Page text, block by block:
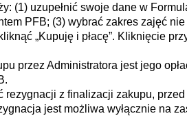
(1) uzupełnić swoje dane w
PFB; (3) wybrać zakres
„Kupuję i płacę”. Kliknięcie
przez Administratora jest jego
rezygnacji z finalizacji zakupu,
jest możliwa wyłącznie na